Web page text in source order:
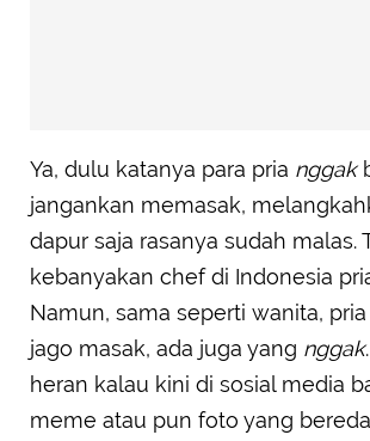
Ya, dulu katanya para pria nggak
jangankan memasak,
dapur saja rasanya sudah malas.
kebanyakan chef di Indonesia
Namun, sama seperti wanita,
jago masak, ada juga yang nggak
heran kalau kini di sosial media
meme atau pun foto yang